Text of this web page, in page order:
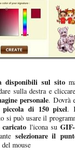
disponibili sul sito
sulla destra e
personale. Dovrà
di 150 pixel.
si può usare il
caricato l'icona su
selezionare il
mouse